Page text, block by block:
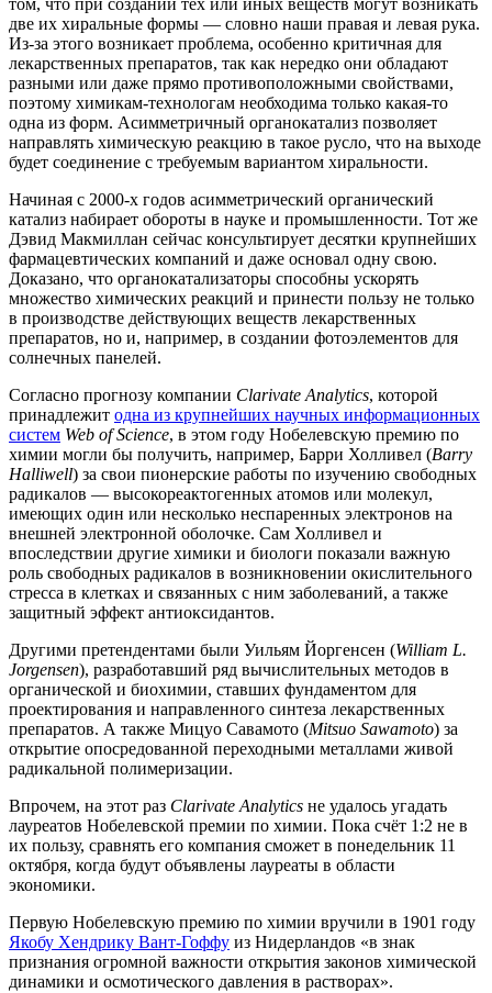
том, что при создании тех или иных веществ могут возникать
две их хиральные формы — словно наши правая и левая рука.
Из-за этого возникает проблема, особенно критичная для
лекарственных препаратов, так как нередко они обладают
разными или даже прямо противоположными свойствами,
поэтому химикам-технологам необходима только какая-то
одна из форм. Асимметричный органокатализ позволяет
направлять химическую реакцию в такое русло, что на выходе
будет соединение с требуемым вариантом хиральности.
Начиная с 2000-х годов асимметрический органический
катализ набирает обороты в науке и промышленности. Тот же
Дэвид Макмиллан сейчас консультирует десятки крупнейших
фармацевтических компаний и даже основал одну свою.
Доказано, что органокатализаторы способны ускорять
множество химических реакций и принести пользу не только
в производстве действующих веществ лекарственных
препаратов, но и, например, в создании фотоэлементов для
солнечных панелей.
Согласно прогнозу компании Clarivate Analytics, которой
принадлежит одна из крупнейших научных информационных
систем Web of Science, в этом году Нобелевскую премию по
химии могли бы получить, например, Барри Холливел (Barry
Halliwell) за свои пионерские работы по изучению свободных
радикалов — высокореактогенных атомов или молекул,
имеющих один или несколько неспаренных электронов на
внешней электронной оболочке. Сам Холливел и
впоследствии другие химики и биологи показали важную
роль свободных радикалов в возникновении окислительного
стресса в клетках и связанных с ним заболеваний, а также
защитный эффект антиоксидантов.
Другими претендентами были Уильям Йоргенсен (William L.
Jorgensen), разработавший ряд вычислительных методов в
органической и биохимии, ставших фундаментом для
проектирования и направленного синтеза лекарственных
препаратов. А также Мицуо Савамото (Mitsuo Sawamoto) за
открытие опосредованной переходными металлами живой
радикальной полимеризации.
Впрочем, на этот раз Clarivate Analytics не удалось угадать
лауреатов Нобелевской премии по химии. Пока счёт 1:2 не в
их пользу, сравнять его компания сможет в понедельник 11
октября, когда будут объявлены лауреаты в области
экономики.
Первую Нобелевскую премию по химии вручили в 1901 году
Якобу Хендрику Вант-Гоффу из Нидерландов «в знак
признания огромной важности открытия законов химической
динамики и осмотического давления в растворах».